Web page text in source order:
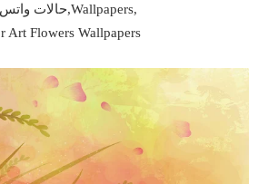
,Wallpapers,حالات واتس اب ,
Art Flowers Wallpapers